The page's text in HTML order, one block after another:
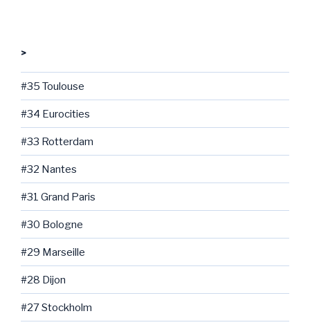
>
#35 Toulouse
#34 Eurocities
#33 Rotterdam
#32 Nantes
#31 Grand Paris
#30 Bologne
#29 Marseille
#28 Dijon
#27 Stockholm